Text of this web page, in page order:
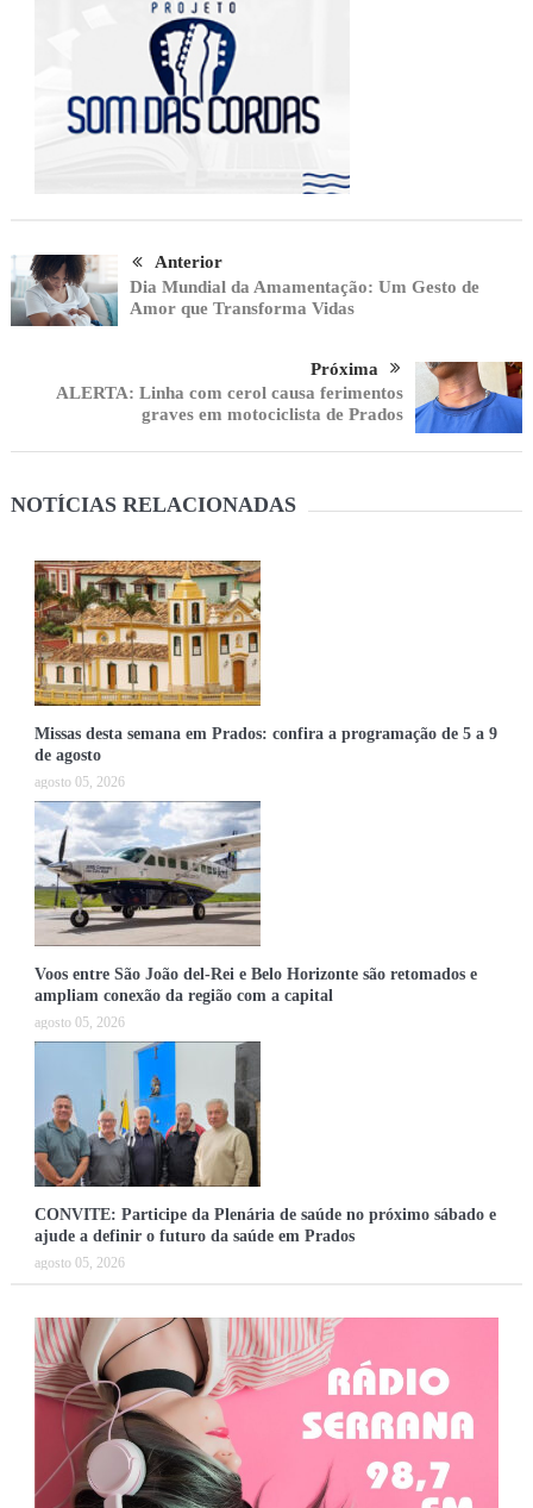
Anterior
Dia Mundial da Amamentação: Um Gesto de
Amor que Transforma Vidas
Próxima
ALERTA: Linha com cerol causa ferimentos
graves em motociclista de Prados
NOTÍCIAS RELACIONADAS
Missas desta semana em Prados: confira a programação de 5 a 9
de agosto
agosto 05, 2026
Voos entre São João del-Rei e Belo Horizonte são retomados e
ampliam conexão da região com a capital
agosto 05, 2026
CONVITE: Participe da Plenária de saúde no próximo sábado e
ajude a definir o futuro da saúde em Prados
agosto 05, 2026